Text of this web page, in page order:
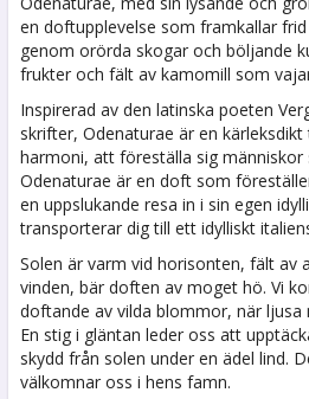
en doftupplevelse som framkallar
genom orörda skogar och böljande
frukter och fält av kamomill som
Inspirerad av den latinska poeten
skrifter, Odenaturae är en
harmoni, att föreställa sig människor
Odenaturae är en doft som
en uppslukande resa in i sin egen
transporterar dig till ett idylliskt
Solen är varm vid horisonten, fält av
vinden, bär doften av moget hö. Vi
doftande av vilda blommor, när ljusa
En stig i gläntan leder oss att
skydd från solen under en ädel lind.
välkomnar oss i hens famn.